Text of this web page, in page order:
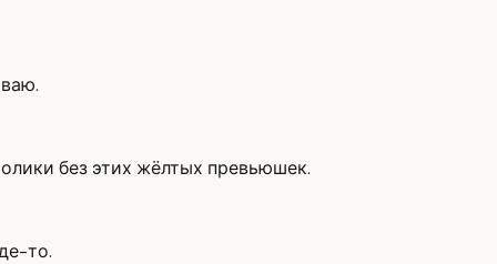
без этих жёлтых превьюшек.
то.